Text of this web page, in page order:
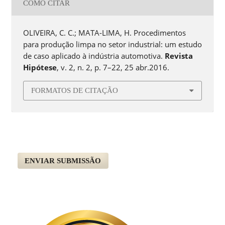
COMO CITAR
OLIVEIRA, C. C.; MATA-LIMA, H. Procedimentos
para produção limpa no setor industrial: um estudo
de caso aplicado à indústria automotiva. Revista
Hipótese, v. 2, n. 2, p. 7–22, 25 abr.2016.
FORMATOS DE CITAÇÃO
ENVIAR SUBMISSÃO